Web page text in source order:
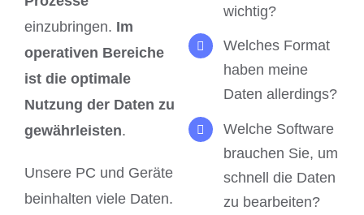
einzubringen. Im
operativen Bereiche
ist die optimale
Nutzung der Daten zu
gewährleisten.
Unsere PC und Geräte
beinhalten viele Daten.
wichtig?
Welches Format
haben meine
Daten allerdings?
Welche Software
brauchen Sie, um
schnell die Daten
zu bearbeiten?